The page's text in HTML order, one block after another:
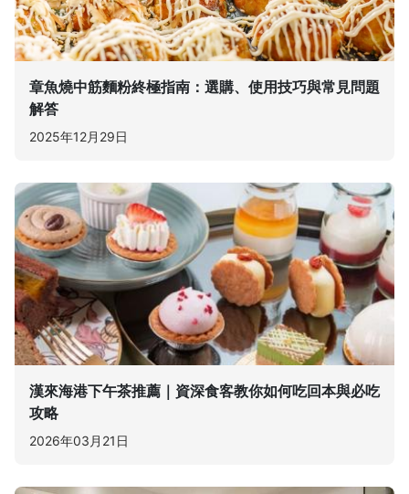
章魚燒中筋麵粉終極指南：選購、使用技巧與常見問題
解答
2025年12月29日
漢來海港下午茶推薦｜資深食客教你如何吃回本與必吃
攻略
2026年03月21日